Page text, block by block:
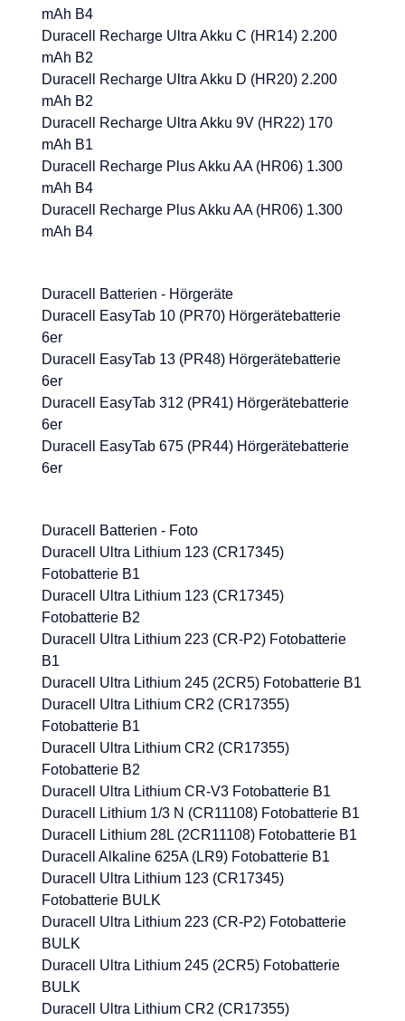
mAh B4
Duracell Recharge Ultra Akku C (HR14) 2.200
mAh B2
Duracell Recharge Ultra Akku D (HR20) 2.200
mAh B2
Duracell Recharge Ultra Akku 9V (HR22) 170
mAh B1
Duracell Recharge Plus Akku AA (HR06) 1.300
mAh B4
Duracell Recharge Plus Akku AA (HR06) 1.300
mAh B4
Duracell Batterien - Hörgeräte
Duracell EasyTab 10 (PR70) Hörgerätebatterie
6er
Duracell EasyTab 13 (PR48) Hörgerätebatterie
6er
Duracell EasyTab 312 (PR41) Hörgerätebatterie
6er
Duracell EasyTab 675 (PR44) Hörgerätebatterie
6er
Duracell Batterien - Foto
Duracell Ultra Lithium 123 (CR17345)
Fotobatterie B1
Duracell Ultra Lithium 123 (CR17345)
Fotobatterie B2
Duracell Ultra Lithium 223 (CR-P2) Fotobatterie
B1
Duracell Ultra Lithium 245 (2CR5) Fotobatterie B1
Duracell Ultra Lithium CR2 (CR17355)
Fotobatterie B1
Duracell Ultra Lithium CR2 (CR17355)
Fotobatterie B2
Duracell Ultra Lithium CR-V3 Fotobatterie B1
Duracell Lithium 1/3 N (CR11108) Fotobatterie B1
Duracell Lithium 28L (2CR11108) Fotobatterie B1
Duracell Alkaline 625A (LR9) Fotobatterie B1
Duracell Ultra Lithium 123 (CR17345)
Fotobatterie BULK
Duracell Ultra Lithium 223 (CR-P2) Fotobatterie
BULK
Duracell Ultra Lithium 245 (2CR5) Fotobatterie
BULK
Duracell Ultra Lithium CR2 (CR17355)